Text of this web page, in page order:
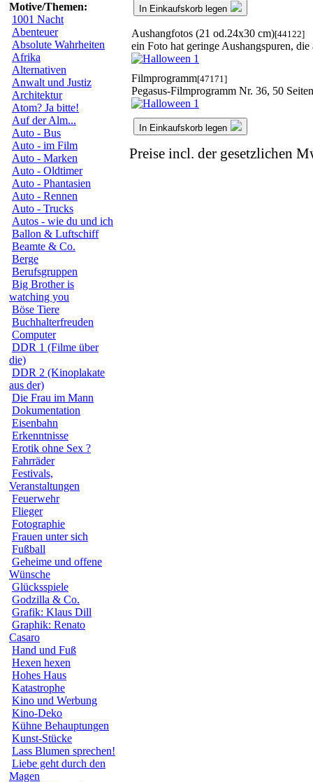
Motive/Themen:
1001 Nacht
Abenteuer
Absolute Wahrheiten
Afrika
Alternativen
Anwalt und Justiz
Architektur
Atom? Ja bitte!
Auf der Alm...
Auto - Bus
Auto - im Film
Auto - Marken
Auto - Oldtimer
Auto - Phantasien
Auto - Rennen
Auto - Trucks
Autos - wie du und ich
Ballon & Luftschiff
Beamte & Co.
Berge
Berufsgruppen
Big Brother is
watching you
Böse Tiere
Buchhalterfreuden
Computer
DDR 1 (Filme über
die)
DDR 2 (Kinoplakate
aus der)
Die Frau im Mann
Dokumentation
Eisenbahn
Erkenntnisse
Erotik ohne Sex ?
Fahrräder
Festivals,
Veranstaltungen
Feuerwehr
Flieger
Fotographie
Frauen unter sich
Fußball
Geheime und offene
Wünsche
Glücksspiele
Godzilla & Co.
Grafik: Klaus Dill
Graphik: Renato
Casaro
Hand und Fuß
Hexen hexen
Hohes Haus
Katastrophe
Kino und Werbung
Kino-Deko
Kühne Behauptungen
Kunst-Stücke
Lass Blumen sprechen!
Liebe geht durch den
Magen
In Einkaufskorb legen
Aushangfotos (21 od.24x30 cm)[44122]
ein Foto hat geringe Aushangspuren,
Filmprogramm[47171]
Pegasus-Filmprogramm Nr. 36, 50
In Einkaufskorb legen
Preise incl. der gesetzlichen